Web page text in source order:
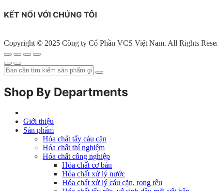
KẾT NỐI VỚI CHÚNG TÔI
Copyright © 2025 Công ty Cổ Phần VCS Việt Nam. All Rights
Shop By Departments
Giới thiệu
Sản phẩm
Hóa chất tẩy cáu cặn
Hóa chất thí nghiệm
Hóa chất công nghiệp
Hóa chất cơ bản
Hóa chất xử lý nước
Hóa chất xử lý cáu cặn, rong rêu